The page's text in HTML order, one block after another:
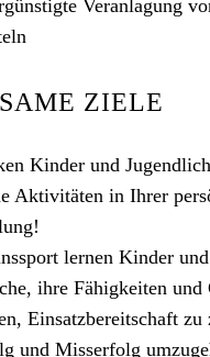
Veranlagung
ZIELE
Kinder und
Aktivitäten in Ihrer
lernen Kinder und
ihre Fähigkeiten und
Einsatzbereitschaft zu
und Misserfolg